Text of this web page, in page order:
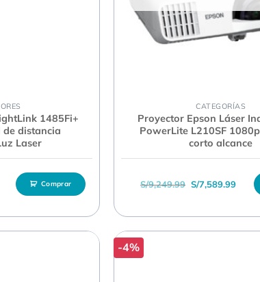
1485Fi+
distancia
Laser
Comprar
CATEGORÍAS
Proyector Epson Láser
PowerLite L210SF
corto alcance
S/9,249.99 El precio
S/7,589.99El
-4%